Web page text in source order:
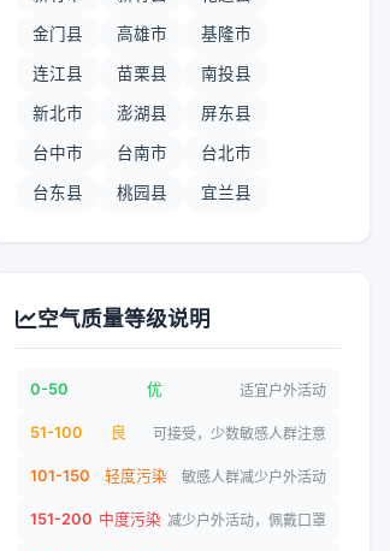
金门县 高雄市 基隆市
连江县 苗栗县 南投县
新北市 澎湖县 屏东县
台中市 台南市 台北市
台东县 桃园县 宜兰县
空气质量等级说明
0-50 优 适宜户外活动
51-100 良 可接受，少数敏感人群注意
101-150 轻度污染 敏感人群减少户外活动
151-200 中度污染 减少户外活动，佩戴口罩